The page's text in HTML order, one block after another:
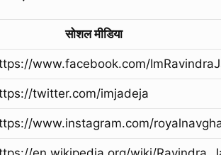
सोशल मीडिया
www.facebook.com/
twitter.com/imjadeja
www.instagram.com/